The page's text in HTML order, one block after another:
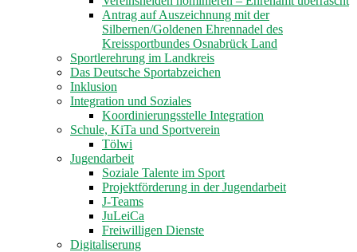
Antrag auf Auszeichnung mit der
Silbernen/Goldenen Ehrennadel des
Kreissportbundes Osnabrück Land
Sportlerehrung im Landkreis
Das Deutsche Sportabzeichen
Inklusion
Integration und Soziales
Koordinierungsstelle Integration
Schule, KiTa und Sportverein
Tölwi
Jugendarbeit
Soziale Talente im Sport
Projektförderung in der Jugendarbeit
J-Teams
JuLeiCa
Freiwilligen Dienste
Digitaliserung